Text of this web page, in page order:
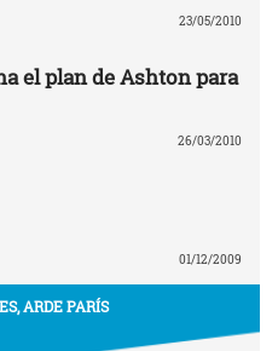
23/05/2010
el plan de Ashton para
26/03/2010
01/12/2009
ARDE PARÍS